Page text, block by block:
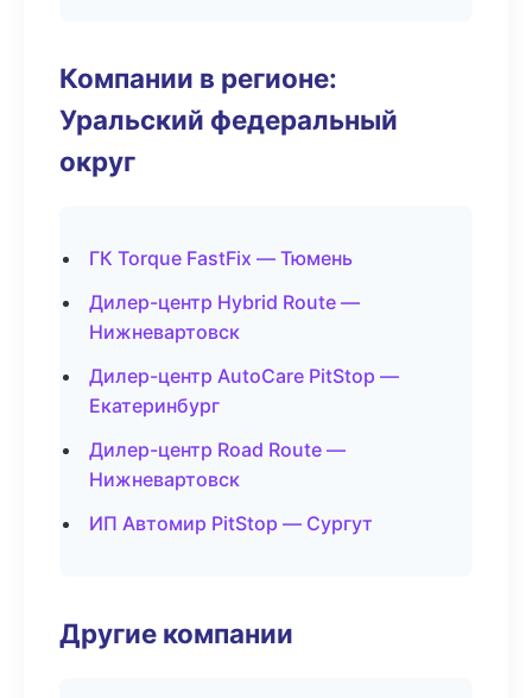
Компании в регионе:
Уральский федеральный
округ
ГК Torque FastFix — Тюмень
Дилер-центр Hybrid Route —
Нижневартовск
Дилер-центр AutoCare PitStop —
Екатеринбург
Дилер-центр Road Route —
Нижневартовск
ИП Автомир PitStop — Сургут
Другие компании